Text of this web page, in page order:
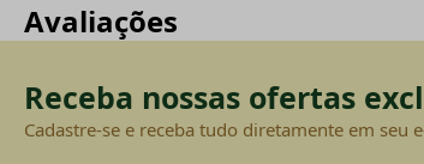
Avaliações
Receba nossas ofertas
Cadastre-se e receba tudo diretamente em seu